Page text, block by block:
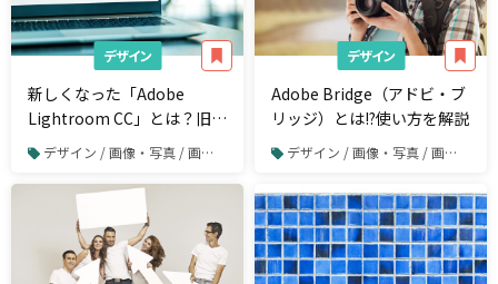
デザイン
新しくなった「Adobe
Lightroom CC」とは？旧
Lightroomの比較と基本的
な使い方を解説
デザイン / 画像・写真 / 画像や写真の加工・編集
デザイン
Adobe Bridge（アドビ・ブ
リッジ）とは!?使い方を解説
デザイン / 画像・写真 / 画像や写真の加工・編集